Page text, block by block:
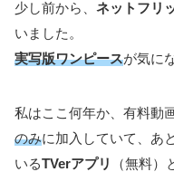
少し前から、 ネットフリ
いました。
実写版ワンピースが気に
私はここ何年か、有料動
のみに加入していて、あ
いるTVerアプリ （無料）